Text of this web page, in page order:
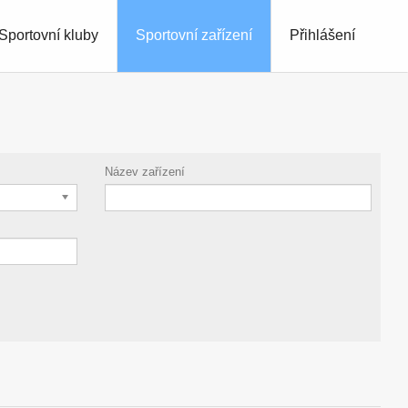
Přihlášení
Sportovní kluby Sportovní zařízení
Název zařízení